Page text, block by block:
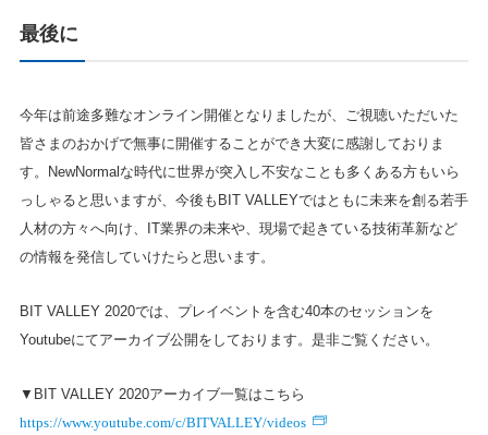
最後に
今年は前途多難なオンライン開催となりましたが、ご視聴いただいた
皆さまのおかげで無事に開催することができ大変に感謝しておりま
す。NewNormalな時代に世界が突入し不安なことも多くある方もいら
っしゃると思いますが、今後もBIT VALLEYではともに未来を創る若手
人材の方々へ向け、IT業界の未来や、現場で起きている技術革新など
の情報を発信していけたらと思います。
BIT VALLEY 2020では、プレイベントを含む40本のセッションを
Youtubeにてアーカイブ公開をしております。是非ご覧ください。
▼BIT VALLEY 2020アーカイブ一覧はこちら
https://www.youtube.com/c/BITVALLEY/videos